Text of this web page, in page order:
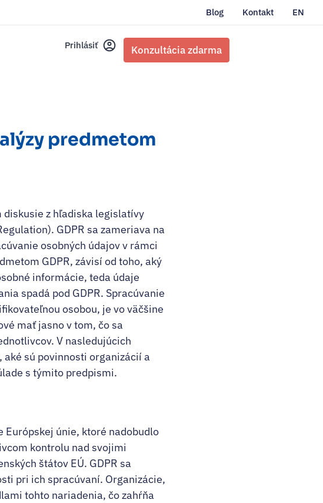
Blog Kontakt EN
Prihlásiť Konzultácia zdarma
predmetom
diskusie z hľadiska legislatívy
GDPR sa zameriava na
osobných údajov v rámci
GDPR, závisí od toho, aký
informácie, teda údaje
spadá pod GDPR. Spracúvanie
osobou, je vo väčšine
mať jasno v tom, čo sa
V nasledujúcich
aké sú povinnosti organizácií a
s týmito predpismi.
Európskej únie, ktoré nadobudlo
kontrolu nad svojimi
štátov EÚ. GDPR sa
pri ich spracúvaní. Organizácie,
tohto nariadenia, čo zahŕňa